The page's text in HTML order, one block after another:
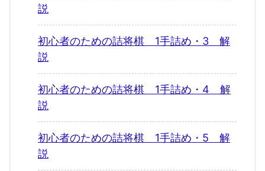
説
初心者のための詰将棋 1手詰め・3 解
説
初心者のための詰将棋 1手詰め・4 解
説
初心者のための詰将棋 1手詰め・5 解
説